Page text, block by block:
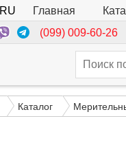
RU Главная
(099) 009-60-26
Каталог